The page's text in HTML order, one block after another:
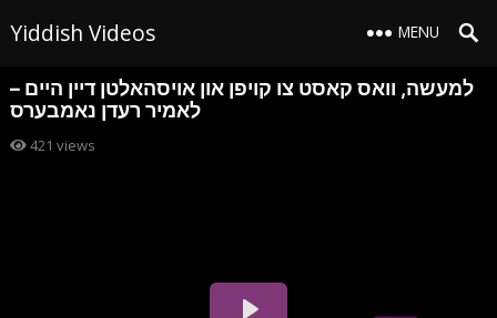
Yiddish Videos MENU
למעשה, וואס קאסט צו קויפן און אויסהאלטן דיין היים –
לאמיר רעדן נאמבערס
421 views